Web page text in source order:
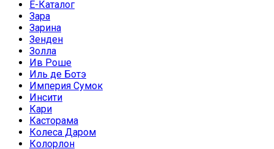
Е-Каталог
Зара
Зарина
Зенден
Золла
Ив Роше
Иль де Ботэ
Империя Сумок
Инсити
Кари
Касторама
Колеса Даром
Колорлон